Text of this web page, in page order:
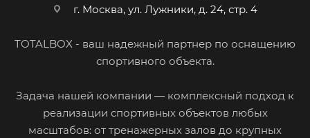
г. Москва, ул. Лужники, д. 24, стр. 4
TOTALBOX - ваш надежный партнер по оснащению
спортивного объекта.
Задача нашей компании — комплексный подход к
реализации спортивных объектов любых
масштабов: от тренажерных залов до крупных